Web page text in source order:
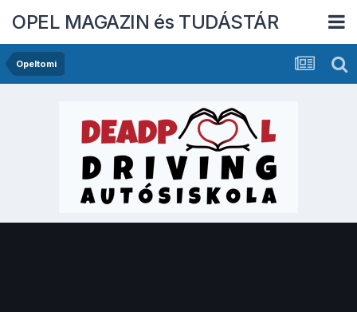
OPEL MAGAZIN és TUDÁSTÁR
Opeltomi